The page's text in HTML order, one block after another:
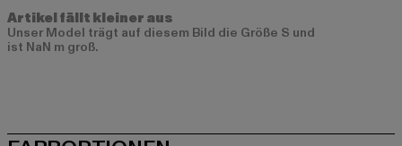
Artikel fällt kleiner aus
Unser Model trägt auf diesem Bild die Größe S und
ist NaN m groß.